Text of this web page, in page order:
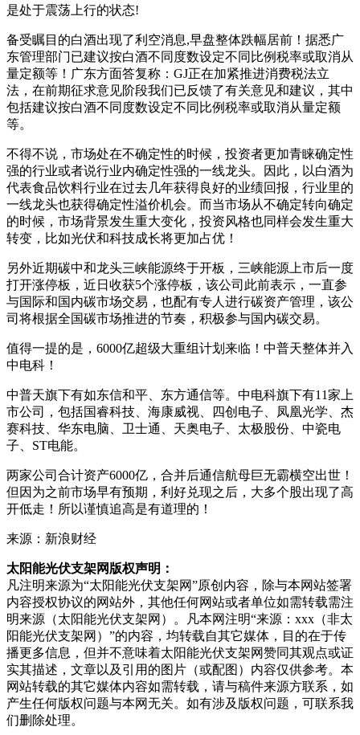
是处于震荡上行的状态!
备受瞩目的白酒出现了利空消息,早盘整体跌幅居前！据悉广
东管理部门已建议按白酒不同度数设定不同比例税率或取消从
量定额等！广东方面答复称： GJ正在加紧推进消费税法立
法，在前期征求意见阶段我们已反馈了有关意见和建议，其中
包括建议按白酒不同度数设定不同比例税率或取消从量定额
等。
不得不说，市场处在不确定性的时候，投资者更加青睐确定性
强的行业或者说行业内确定性强的一线龙头。因此，以白酒为
代表食品饮料行业在过去几年获得良好的业绩回报，行业里的
一线龙头也获得确定性溢价机会。而当市场从不确定转向确定
的时候，市场背景发生重大变化，投资风格也同样会发生重大
转变，比如光伏和科技成长将更加占优！
另外近期碳中和龙头三峡能源终于开板，三峡能源上市后一度
打开涨停板，近日收获5个涨停板，该公司此前表示，一直参
与国际和国内碳市场交易，也配有专人进行碳资产管理，该公
司将根据全国碳市场推进的节奏，积极参与国内碳交易。
值得一提的是， 6000亿超级大重组计划来临！中普天整体并入
中电科！
中普天旗下有如东信和平 东方通信等。中电科旗下有11家上
市公司，包括国睿科技 海康威视 四创电子 凤凰光学
杰
赛科技 、华东电脑、 卫士通 天奥电子 太极股份
中瓷电
子
ST电能。
两家公司合计资产6000亿，合并后通信航母巨无霸横空出世！
但因为之前市场早有预期，利好兑现之后，大多个股出现了高
开低走！所以谨慎追高是有道理的！
来源：新浪财经
太阳能光伏支架网版权声明：
凡注明来源为“太阳能光伏支架网”原创内容，除与本网站签署
内容授权协议的网站外，其他任何网站或者单位如需转载需注
明来源（太阳能光伏支架网）。凡本网注明“来源：xxx（非太
阳能光伏支架网）”的内容，均转载自其它媒体，目的在于传
播更多信息，但并不意味着太阳能光伏支架网赞同其观点或证
实其描述，文章以及引用的图片（或配图）内容仅供参考。本
网站转载的其它媒体内容如需转载，请与稿件来源方联系，如
产生任何版权问题与本网无关。如有涉及版权问题，可联系我
们删除处理。